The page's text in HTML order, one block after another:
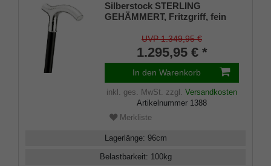
Silberstock STERLING
GEHÄMMERT, Fritzgriff, fein
925/1000 Sterling Silber, Stock
edles Makassar Ebenholz,
Gummipuffer
UVP 1.349,95 €
1.295,95 € *
In den Warenkorb
inkl. ges. MwSt. zzgl. Versandkosten
Artikelnummer 1388
Merkliste
Lagerlänge: 96cm
Belastbarkeit: 100kg